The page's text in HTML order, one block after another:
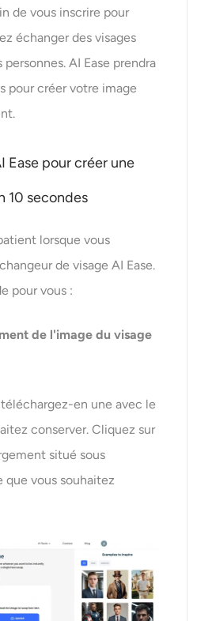
de vous inscrire pour
échanger des visages
AI Ease prendra
pour créer votre image
Ease pour créer une
10 secondes
lorsque vous
de visage AI Ease.
pour vous :
de l'image du visage
en une avec le
conserver. Cliquez sur
situé sous
que vous souhaitez